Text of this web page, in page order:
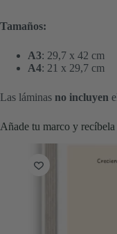
Tamaños:
A3: 29,7 x 42 cm
A4: 21 x 29,7 cm
Las láminas no incluyen
Añade tu marco y recíbela